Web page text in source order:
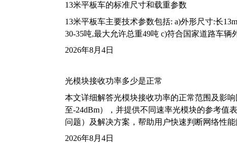
13米平板车的标准尺寸和载重参数
13米平板车主要技术参数包括: a)外形尺寸:长
30-35吨,最大允许总重49吨 c)符合国家道路车辆
2026年8月4日
光模块接收功率多少是正常
本文详细解答光模块接收功率的正常范围及影
至-24dBm），并提供不同速率光模块的参考值
问题）及解决方案，帮助用户快速判断网络性能
2026年8月4日